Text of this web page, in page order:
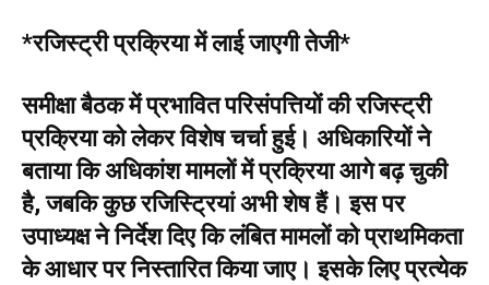
*रजिस्ट्री प्रक्रिया में लाई जाएगी तेजी*
समीक्षा बैठक में प्रभावित परिसंपत्तियों की रजिस्ट्री
प्रक्रिया को लेकर विशेष चर्चा हुई। अधिकारियों ने
बताया कि अधिकांश मामलों में प्रक्रिया आगे बढ़ चुकी
है, जबकि कुछ रजिस्ट्रियां अभी शेष हैं। इस पर
उपाध्यक्ष ने निर्देश दिए कि लंबित मामलों को प्राथमिकता
के आधार पर निस्तारित किया जाए। इसके लिए प्रत्येक